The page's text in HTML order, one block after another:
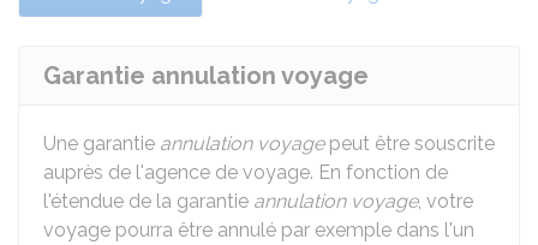
Garantie annulation voyage
Une garantie annulation voyagepeut être souscrite
auprès de l'agence de voyage. En fonction de
l'étendue de la garantie annulation voyage, votre
voyage pourra être annulé par exemple dans l'un